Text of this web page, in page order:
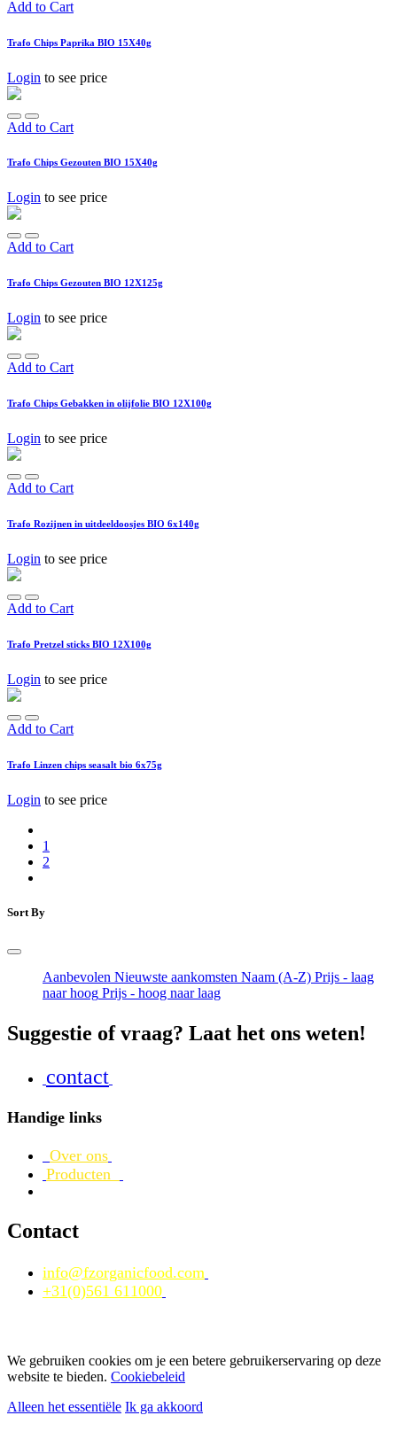
Add to Cart
Trafo Chips Paprika BIO 15X40g
Login to see price
Add to Cart
Trafo Chips Gezouten BIO 15X40g
Login to see price
Add to Cart
Trafo Chips Gezouten BIO 12X125g
Login to see price
Add to Cart
Trafo Chips Gebakken in olijfolie BIO 12X100g
Login to see price
Add to Cart
Trafo Rozijnen in uitdeeldoosjes BIO 6x140g
Login to see price
Add to Cart
Trafo Pretzel sticks BIO 12X100g
Login to see price
Add to Cart
Trafo Linzen chips seasalt bio 6x75g
Login to see price
1
2
Sort By
Aanbevolen Nieuwste aankomsten Naam (A-Z) Prijs - laag
naar hoog Prijs - hoog naar laag
Suggestie of vraag? Laat het ons weten!
contact
Handige links
Over ons
Producten
Contact
info@fzorganicfood.com
+31(0)561 611000
We gebruiken cookies om je een betere gebruikerservaring op deze
website te bieden. Cookiebeleid
Alleen het essentiële Ik ga akkoord